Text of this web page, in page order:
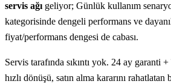
servis ağıgeliyor; Günlük kullanım
kategorisinde dengeli performans ve
fiyat/performans dengesi de cabası.
Servis tarafında sıkıntı yok. 24 ay garanti
hızlı dönüşü, satın alma kararını rahatlatan